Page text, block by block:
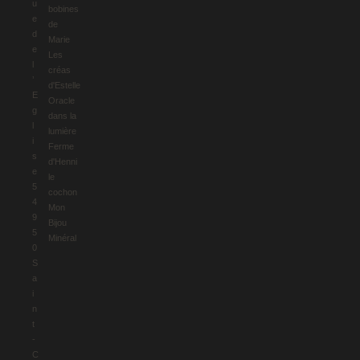
u
e
d
e
’
E
g
s
e
5
4
9
5
0
S
a
n
t
-
C
bobines
de
Marie
Les
créas
d'Estelle
Oracle
dans la
lumière
Ferme
d'Henni
le
cochon
Mon
Bijou
Minéral